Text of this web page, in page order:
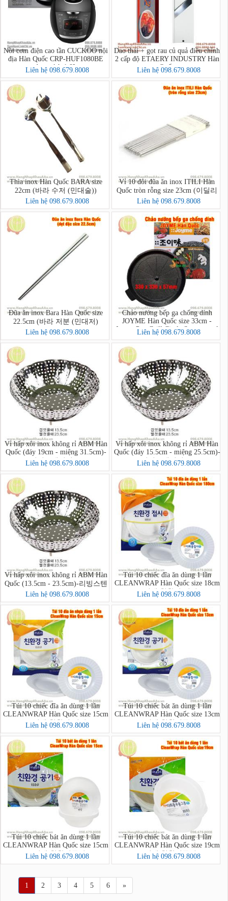
Nồi cơm điện cao tần CUCKOO nội
địa Hàn Quốc CRP-HUF1080BE
dung tích 1,8L
Liên hệ 098.679.8008
Dao thái + gọt rau củ quả điều chỉnh
2 cấp độ ETAERY INDUSTRY Hàn
Quốc
Liên hệ 098.679.8008
Thìa inox Hàn Quốc BARA size
22cm (바라 수저 (민대술))
Liên hệ 098.679.8008
Vỉ 10 đôi đũa ăn inox ITILI Hàn
Quốc tròn rỗng size 23cm (이딜리
진공저분 민자)
Liên hệ 098.679.8008
Đũa ăn inox Bara Hàn Quốc size
22.5cm (바라 저분 (민대저)
Liên hệ 098.679.8008
Chảo nướng bếp ga chống dính
JOYME Hàn Quốc size 33cm -
Joyme Pan Grill Circle Samgyupsal
Liên hệ 098.679.8008
Vỉ hấp xôi inox không rỉ ABM Hàn
Quốc (đáy 19cm - miệng 31.5cm)-
리빙스텐찜기 소
Liên hệ 098.679.8008
Vỉ hấp xôi inox không rỉ ABM Hàn
Quốc (đáy 15.5cm - miệng 25.5cm)-
리빙스텐찜기 소
Liên hệ 098.679.8008
Vỉ hấp xôi inox không rỉ ABM Hàn
Quốc (13.5cm - 23.5cm)-리빙스텐
찜기 소
Liên hệ 098.679.8008
Túi 10 chiếc đĩa ăn dùng 1 lần
CLEANWRAP Hàn Quốc size 18cm
(크린랩 친환경 접시)
Liên hệ 098.679.8008
Túi 10 chiếc đĩa ăn dùng 1 lần
CLEANWRAP Hàn Quốc size 15cm
(크린랩 친환경 접시)
Liên hệ 098.679.8008
Túi 10 chiếc bát ăn dùng 1 lần
CLEANWRAP Hàn Quốc size 13cm
(크린랩 친환경공기)
Liên hệ 098.679.8008
Túi 10 chiếc bát ăn dùng 1 lần
CLEANWRAP Hàn Quốc size 15cm
(크린랩 친환경공기)
Liên hệ 098.679.8008
Túi 10 chiếc bát ăn dùng 1 lần
CLEANWRAP Hàn Quốc size 19cm
(크린랩 친환경공기)
Liên hệ 098.679.8008
1 2 3 4 5 6 »